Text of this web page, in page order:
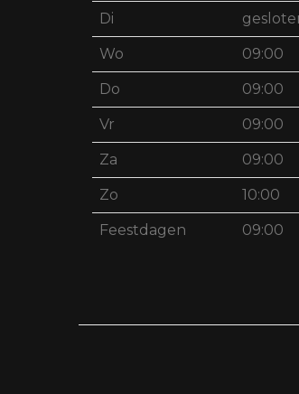
Di
Wo 09:00
Do 09:00
Vr 09:00
Za 09:00
Zo 10:00
Feestdagen 09:00